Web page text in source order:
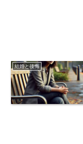
結婚と後悔